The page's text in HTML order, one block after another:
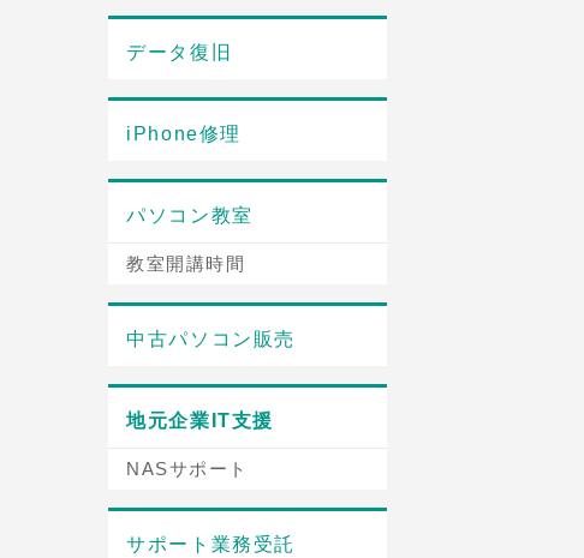
データ復旧
iPhone修理
パソコン教室
教室開講時間
中古パソコン販売
地元企業IT支援
NASサポート
サポート業務受託